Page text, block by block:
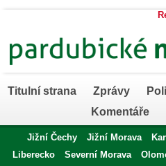
Titulní strana Zprávy
Komentáře
Jižní Čechy Jižní Morava
Liberecko
Severní Morava